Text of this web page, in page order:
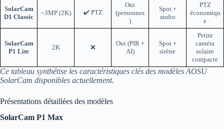
SolarCam
D1 Classic
~3MP (2K) ✔️ PTZ
Oui
(personnes
)
Spot +
audio
PTZ
économiqu
e
SolarCam
P1 Lite
2K ❌
Oui (PIR +
AI)
Spot +
sirène
Petite
caméra
solaire
compacte
Ce tableau synthétise les caractéristiques clés des modèles AOSU
SolarCam disponibles actuellement.
Présentations détaillées des modèles
SolarCam P1 Max